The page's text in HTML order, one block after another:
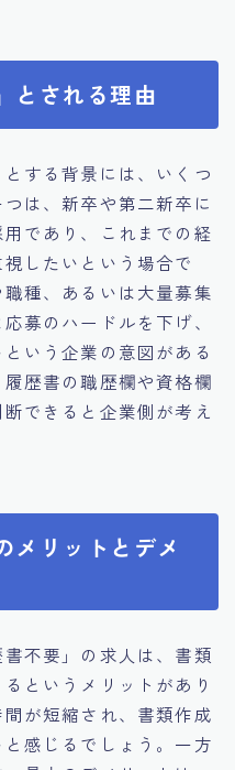
とされる理由
する背景には、いくつ
は、新卒や第二新卒に
であり、これまでの経
したいという場合で
種、あるいは大量募集
募のハードルを下げ、
いう企業の意図がある
歴書の職歴欄や資格欄
できると企業側が考え
メリットとデメ
不要」の求人は、書類
というメリットがあり
が短縮され、書類作成
感じるでしょう。一方